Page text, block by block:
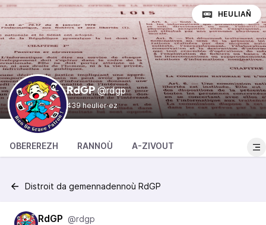
RdGP @rdgp
439 heulier·ez
HEULIAÑ
OBEREREZH RANNOÙ A-ZIVOUT
Distroit da gemennadennoù RdGP
RdGP @rdgp